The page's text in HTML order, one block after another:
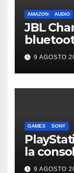
AMAZON AUDIO
JBL
Amazon
9 AGOSTO
GAMES SONY
la
ancora
9 AGOSTO